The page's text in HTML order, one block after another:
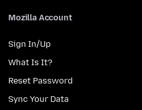
Mozilla Account
Sign In/Up
What Is It?
Reset Password
Sync Your Data